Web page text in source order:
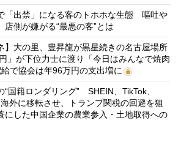
「出禁」になる客のトホホな生態 嘔吐や
店側が嫌がる“最悪の客”とは
】大の里、豊昇龍が黒星続きの名古屋場所
」が下位力士に渡り「今日はみんなで焼肉
で協会は年96万円の支出増に
“国籍ロンダリング” SHEIN、TikTok、
外に移転させ、トランプ関税の回避を狙
した中国企業の農業参入・土地取得への